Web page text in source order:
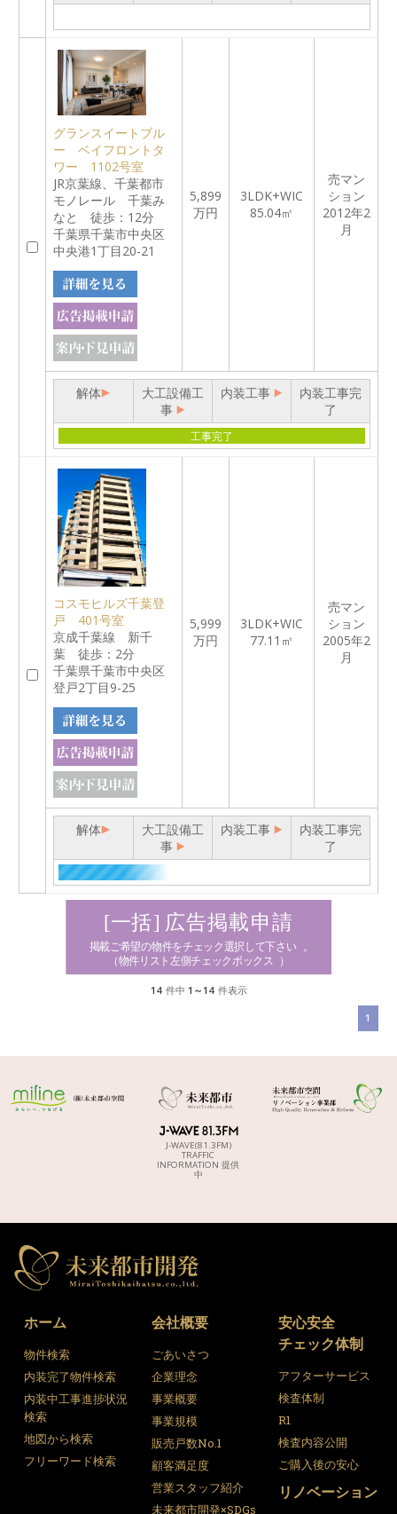
グランスイートブル
ー ベイフロントタ
ワー 1102号室
JR京葉線、千葉都市
モノレール 千葉み
なと 徒歩：12分
千葉県千葉市中央区
中央港1丁目20-21
5,899
万円
3LDK+WIC
85.04㎡
売マン
ション
2012年2
月
解体
大工設備工
事
内装工事
内装工事完
了
工事完了
コスモヒルズ千葉登
戸 401号室
京成千葉線 新千
葉 徒歩：2分
千葉県千葉市中央区
登戸2丁目9-25
5,999
万円
3LDK+WIC
77.11㎡
売マン
ション
2005年2
月
解体
大工設備工
事
内装工事
内装工事完
了
14 件中 1～14 件表示
1
J-WAVE(81.3FM)
TRAFFIC
INFORMATION 提供
中
ホーム
物件検索
内装完了物件検索
内装中工事進捗状況
検索
地図から検索
フリーワード検索
会社概要
ごあいさつ
企業理念
事業概要
事業規模
販売戸数No.1
顧客満足度
営業スタッフ紹介
未来都市開発×SDGs
安心安全
チェック体制
アフターサービス
検査体制
R1
検査内容公開
ご購入後の安心
リノベーション